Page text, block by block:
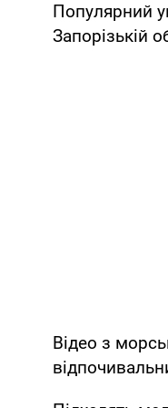
Популярний
Запорізькій
Відео з